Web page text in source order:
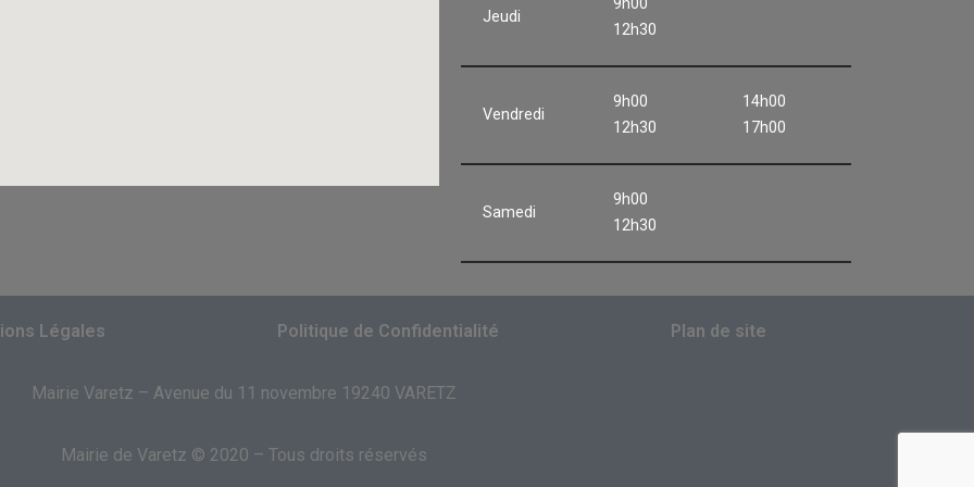
Jeudi
9h00
12h30
Vendredi
9h00
12h30
14h00
17h00
Samedi
9h00
12h30
Légales Politique de Confidentialité Plan de site
Mairie Varetz – Avenue du 11 novembre 19240 VARETZ
Mairie de Varetz © 2020 – Tous droits réservés